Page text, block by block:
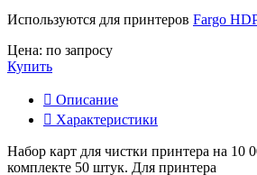
Используются для принтеров Fargo
Цена: по запросу
Купить
Описание
Характеристики
Набор карт для чистки принтера на 10
комплекте 50 штук. Для принтера